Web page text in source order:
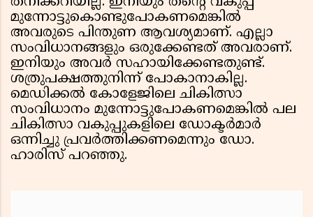
മുന്നോട്ടുകൊണ്ടുപോകണമെങ്കിൽ
അവരുടെ പിന്തുണ ആവശ്യമാണ്. എല്ലാ
സംവിധാനങ്ങളും ഒരുക്കേണ്ടത് അവരാണ്.
ഇനിയും അവർ സഹായിക്കേണ്ടതുണ്ട്.
ശത്രുപക്ഷത്തുനിന്ന് പോകാനാകില്ല.
മെഡിക്കൽ കോളേജിലെ ചികിത്സാ
സംവിധാനം മുന്നോട്ടുപോകണമെങ്കിൽ പല
ചികിത്സാ വകുപ്പുകളിലെ ഡോക്ടർമാർ
ഒന്നിച്ചു പ്രവർത്തിക്കണമെന്നും ഡോ.
ഹാരിസ് പറഞ്ഞു.